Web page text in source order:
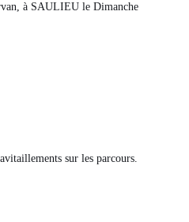
à SAULIEU le Dimanche
sur les parcours.